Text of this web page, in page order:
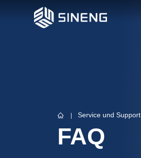
FAQ
Service und Support